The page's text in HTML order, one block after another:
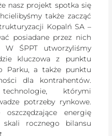
nasz projekt spotka się
także zacząć
Kopalń SA –
posiadane przez nich
ŚPPT utworzyliśmy
kluczowa z punktu
Parku, a także punktu
dla kontrahentów.
którymi
potrzeby rynkowe.
energię
rocznego bilansu